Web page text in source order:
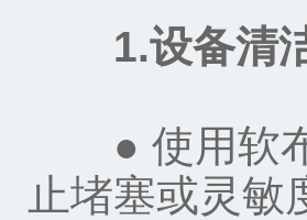
1.设备清
● 使用软布
止堵塞或灵敏